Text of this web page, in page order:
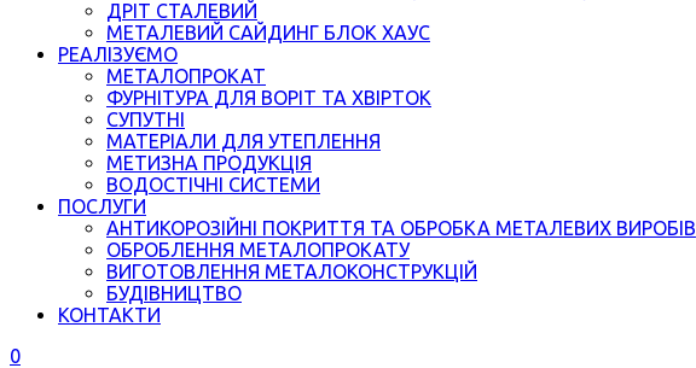
ДРІТ СТАЛЕВИЙ
МЕТАЛЕВИЙ САЙДИНГ БЛОК ХАУС
РЕАЛІЗУЄМО
МЕТАЛОПРОКАТ
ФУРНІТУРА ДЛЯ ВОРІТ ТА ХВІРТОК
СУПУТНІ
МАТЕРІАЛИ ДЛЯ УТЕПЛЕННЯ
МЕТИЗНА ПРОДУКЦІЯ
ВОДОСТІЧНІ СИСТЕМИ
ПОСЛУГИ
АНТИКОРОЗІЙНІ ПОКРИТТЯ ТА ОБРОБКА МЕТАЛЕВИХ ВИРОБІВ
ОБРОБЛЕННЯ МЕТАЛОПРОКАТУ
ВИГОТОВЛЕННЯ МЕТАЛОКОНСТРУКЦІЙ
БУДІВНИЦТВО
КОНТАКТИ
0